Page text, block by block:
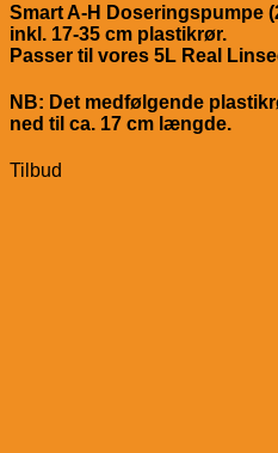
Smart A-H Doseringspumpe
inkl. 17-35 cm plastikrør.
Passer til vores 5L Real
NB: Det medfølgende
ned til ca. 17 cm længde.
Tilbud